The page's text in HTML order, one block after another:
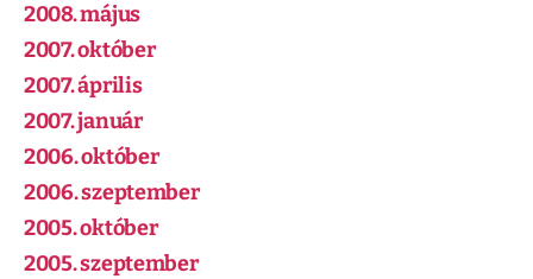
2008. május
2007. október
2007. április
2007. január
2006. október
2006. szeptember
2005. október
2005. szeptember